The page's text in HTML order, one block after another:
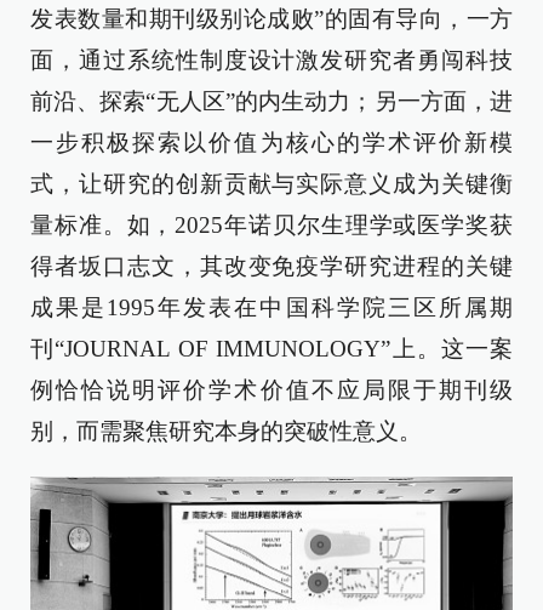
发表数量和期刊级别论成败”的固有导向，一方
面，通过系统性制度设计激发研究者勇闯科技
前沿、探索“无人区”的内生动力；另一方面，进
一步积极探索以价值为核心的学术评价新模
式，让研究的创新贡献与实际意义成为关键衡
量标准。如，2025年诺贝尔生理学或医学奖获
得者坂口志文，其改变免疫学研究进程的关键
成果是1995年发表在中国科学院三区所属期
刊“JOURNAL OF IMMUNOLOGY”上。这一案
例恰恰说明评价学术价值不应局限于期刊级
别，而需聚焦研究本身的突破性意义。